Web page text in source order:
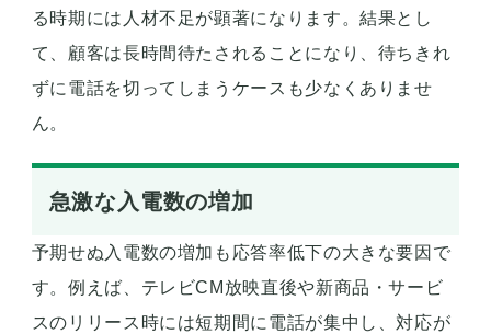
る時期には人材不足が顕著になります。結果とし
て、顧客は長時間待たされることになり、待ちきれ
ずに電話を切ってしまうケースも少なくありませ
ん。
急激な入電数の増加
予期せぬ入電数の増加も応答率低下の大きな要因で
す。例えば、テレビCM放映直後や新商品・サービ
スのリリース時には短期間に電話が集中し、対応が